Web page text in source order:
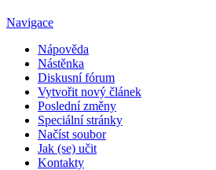
Navigace
Nápověda
Nástěnka
Diskusní fórum
Vytvořit nový článek
Poslední změny
Speciální stránky
Načíst soubor
Jak (se) učit
Kontakty